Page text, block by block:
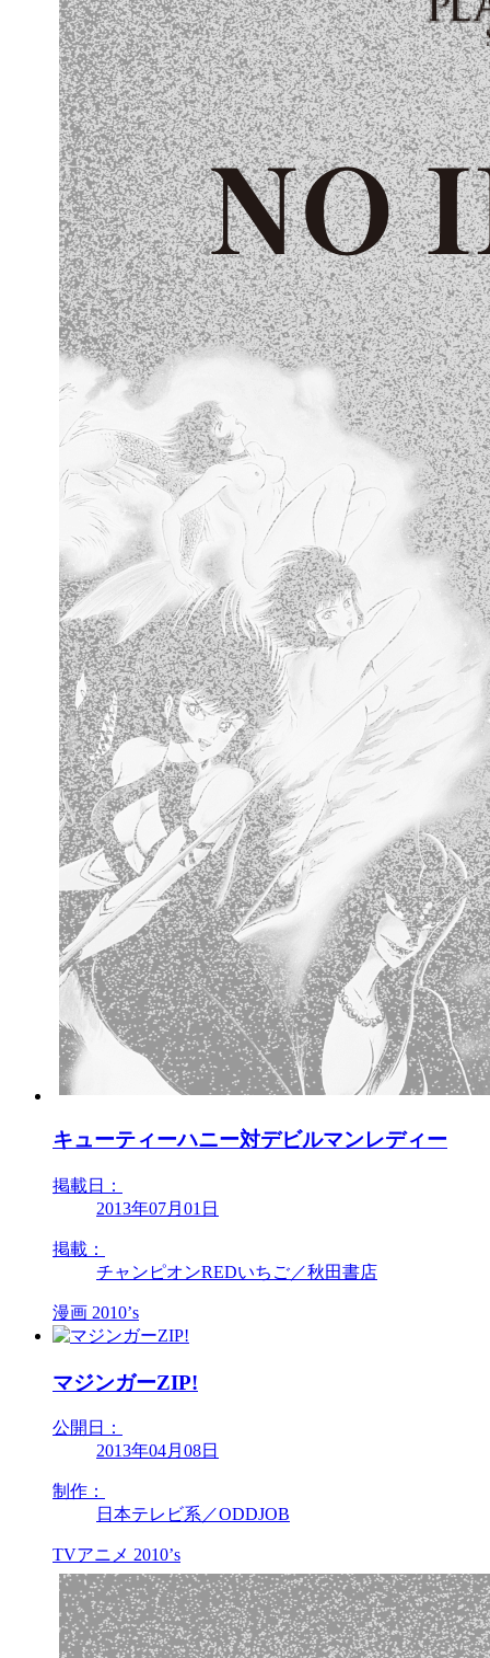
キューティーハニー対デビルマンレディー
掲載日：
2013年07月01日
掲載：
チャンピオンREDいちご／秋田書店
漫画 2010’s
マジンガーZIP!
公開日：
2013年04月08日
制作：
日本テレビ系／ODDJOB
TVアニメ 2010’s